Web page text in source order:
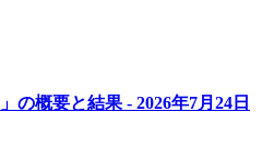
の概要と結果 - 2026年7月24日